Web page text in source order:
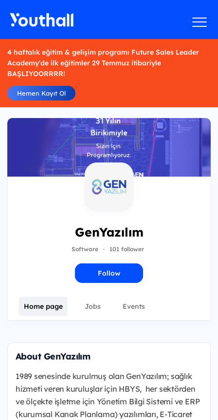
4 haftalık eğitim & gelişim programı Future Sales Leader
Academy'de ilk eğitimler 29 Temmuz itibariyle
BAŞLIYOORRRR!
Hemen Kayıt Ol
GenYazılım
Software · 101 follower
Follow
Home page Jobs Events
About GenYazılım
1989 senesinde kurulmuş olan GenYazılım; sağlık
hizmeti veren kuruluşlar için HBYS, her sektörden
ve ölçekte işletme için Yönetim Bilgi Sistemi ve ERP
(kurumsal Kanak Planlama) yazılımları, E-Ticaret